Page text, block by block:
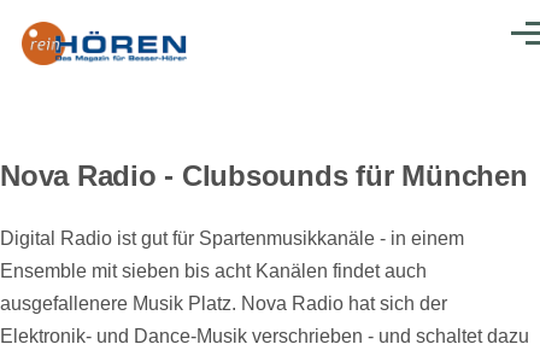
Nova Radio - Clubsounds für München
Digital Radio ist gut für Spartenmusikkanäle - in einem
Ensemble mit sieben bis acht Kanälen findet auch
ausgefallenere Musik Platz. Nova Radio hat sich der
Elektronik- und Dance-Musik verschrieben - und schaltet dazu